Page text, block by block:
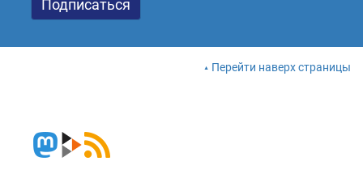
Перейти наверх страницы